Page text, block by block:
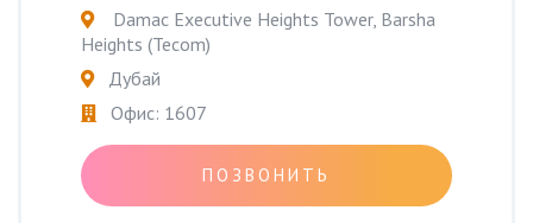
Damac Executive Heights Tower, Barsha
Heights (Tecom)
Дубай
Офис: 1607
ПОЗВОНИТЬ